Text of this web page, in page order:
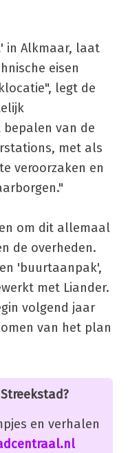
in Alkmaar, laat
eisen
legt de
van de
met als
veroorzaken en
om dit allemaal
de overheden.
'buurtaanpak',
met Liander.
volgend jaar
van het plan
en verhalen